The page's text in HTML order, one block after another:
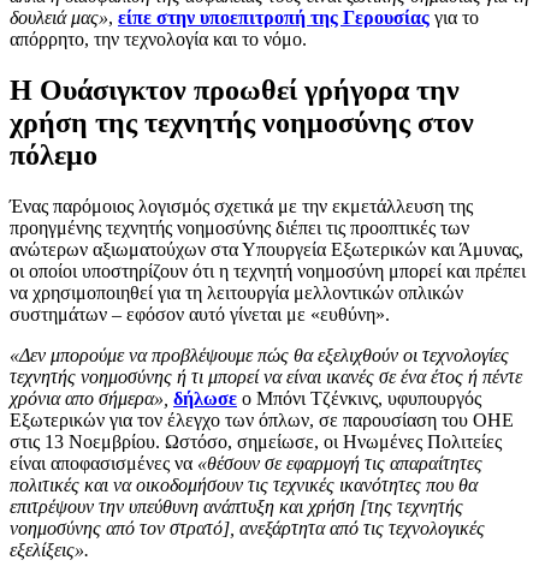
δουλειά μας», είπε στην υποεπιτροπή της Γερουσίας για το
απόρρητο, την τεχνολογία και το νόμο.
Η Ουάσιγκτον προωθεί γρήγορα την
χρήση της τεχνητής νοημοσύνης στον
πόλεμο
Ένας παρόμοιος λογισμός σχετικά με την εκμετάλλευση της
προηγμένης τεχνητής νοημοσύνης διέπει τις προοπτικές των
ανώτερων αξιωματούχων στα Υπουργεία Εξωτερικών και Άμυνας,
οι οποίοι υποστηρίζουν ότι η τεχνητή νοημοσύνη μπορεί και πρέπει
να χρησιμοποιηθεί για τη λειτουργία μελλοντικών οπλικών
συστημάτων – εφόσον αυτό γίνεται με «ευθύνη».
«Δεν μπορούμε να προβλέψουμε πώς θα εξελιχθούν οι τεχνολογίες
τεχνητής νοημοσύνης ή τι μπορεί να είναι ικανές σε ένα έτος ή πέντε
χρόνια απο σήμερα», δήλωσε ο Μπόνι Τζένκινς, υφυπουργός
Εξωτερικών για τον έλεγχο των όπλων, σε παρουσίαση του ΟΗΕ
στις 13 Νοεμβρίου. Ωστόσο, σημείωσε, οι Ηνωμένες Πολιτείες
είναι αποφασισμένες να «θέσουν σε εφαρμογή τις απαραίτητες
πολιτικές και να οικοδομήσουν τις τεχνικές ικανότητες που θα
επιτρέψουν την υπεύθυνη ανάπτυξη και χρήση [της τεχνητής
νοημοσύνης από τον στρατό], ανεξάρτητα από τις τεχνολογικές
εξελίξεις».